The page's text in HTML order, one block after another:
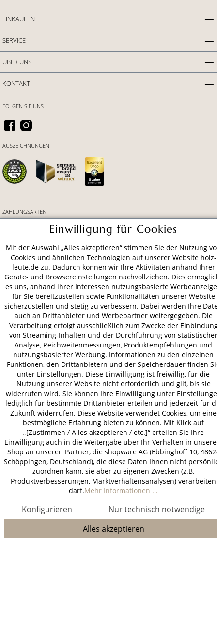
EINKAUFEN
SERVICE
ÜBER UNS
KONTAKT
ZAHLUNGSARTEN
FOLGEN SIE UNS
AUSZEICHNUNGEN
Datenschutz
Impressum
© 2026 HOLZ-LEUTE
* Alle Preise inkl. gesetzl. Mehrwertsteuer zzgl.Versandkosten.
Einwilligung für Cookies
Mit der Auswahl „Alles akzeptieren“ stimmen Sie der Nutzung
Cookies und ähnlichen Technologien auf unserer Website holz-
leute.de zu. Dadurch können wir Ihre Aktivitäten anhand Ihrer
Geräte- und Browsereinstellungen nachvollziehen. Dies
es uns, anhand ihrer Interessen nutzungsbasierte
für Sie bereitzustellen sowie Funktionalitäten unserer Website
sicherzustellen und stetig zu verbessern. Dabei werden Ihre
auch an Drittanbieter und Werbepartner weitergegeben. Die
Verarbeitung erfolgt ausschließlich zum Zwecke der
von Streaming-Inhalten und der Durchführung von statistischer
Analyse, Reichweitenmessungen, Produktempfehlungen und
nutzungsbasierter Werbung. Informationen zu den einzelnen
Funktionen, den Drittanbietern und der Speicherdauer finden
unter Einstellungen. Diese Einwilligung ist freiwillig, für die
Nutzung unserer Website nicht erforderlich und gilt, bis sie
widerrufen wird. Sie können Ihre Einwilligung unter
lediglich für bestimmte Drittanbieter erteilen und jederzeit für
Zukunft widerrufen. Diese Website verwendet Cookies, um eine
bestmögliche Erfahrung bieten zu können. Mit Klick auf
„[Zustimmen / Alles akzeptieren / etc.]“ erteilen Sie Ihre
Einwilligung auch in die Weitergabe über Ihr Verhalten in
Shop an unseren Partner, die shopware AG (Ebbinghoff 10,
Schöppingen, Deutschland), die diese Daten Ihnen nicht
zuordnen kann, sie aber zu eigenen Zwecken (z.B.
Produktverbesserungen, Marktverhaltensanalysen) verarbeiten
darf.Mehr Informationen ...
Nur technisch notwendige
Konfigurieren
Alles akzeptieren